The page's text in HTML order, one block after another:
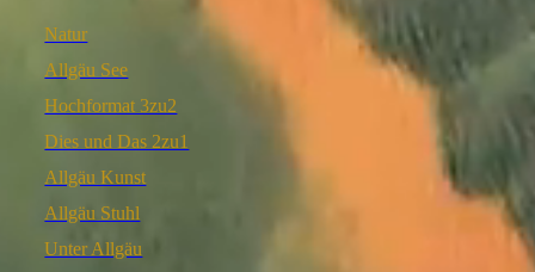
Natur
Allgäu See
Hochformat 3zu2
Dies und Das 2zu1
Allgäu Kunst
Allgäu Stuhl
Unter Allgäu